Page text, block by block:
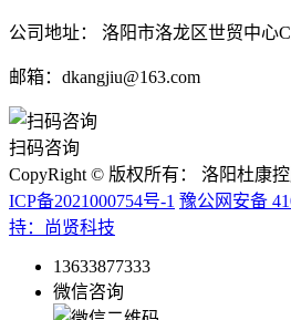
公司地址： 洛阳市洛龙区世贸中心
邮箱：dkangjiu@163.com
扫码咨询
CopyRight © 版权所有： 洛阳杜康
ICP备2021000754号-1 豫公网安备
持：尚贤科技
13633877333
微信咨询